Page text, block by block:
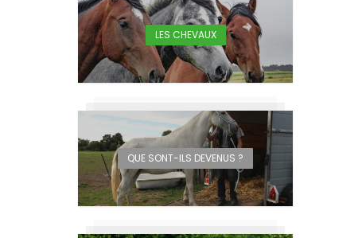
LES CHEVAUX
QUE SONT-ILS DEVENUS ?